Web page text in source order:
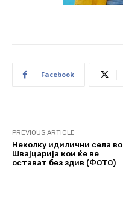
Facebook
PREVIOUS ARTICLE
Неколку идилични села во
Швајцарија кои ќе ве
остават без здив (ФОТО)